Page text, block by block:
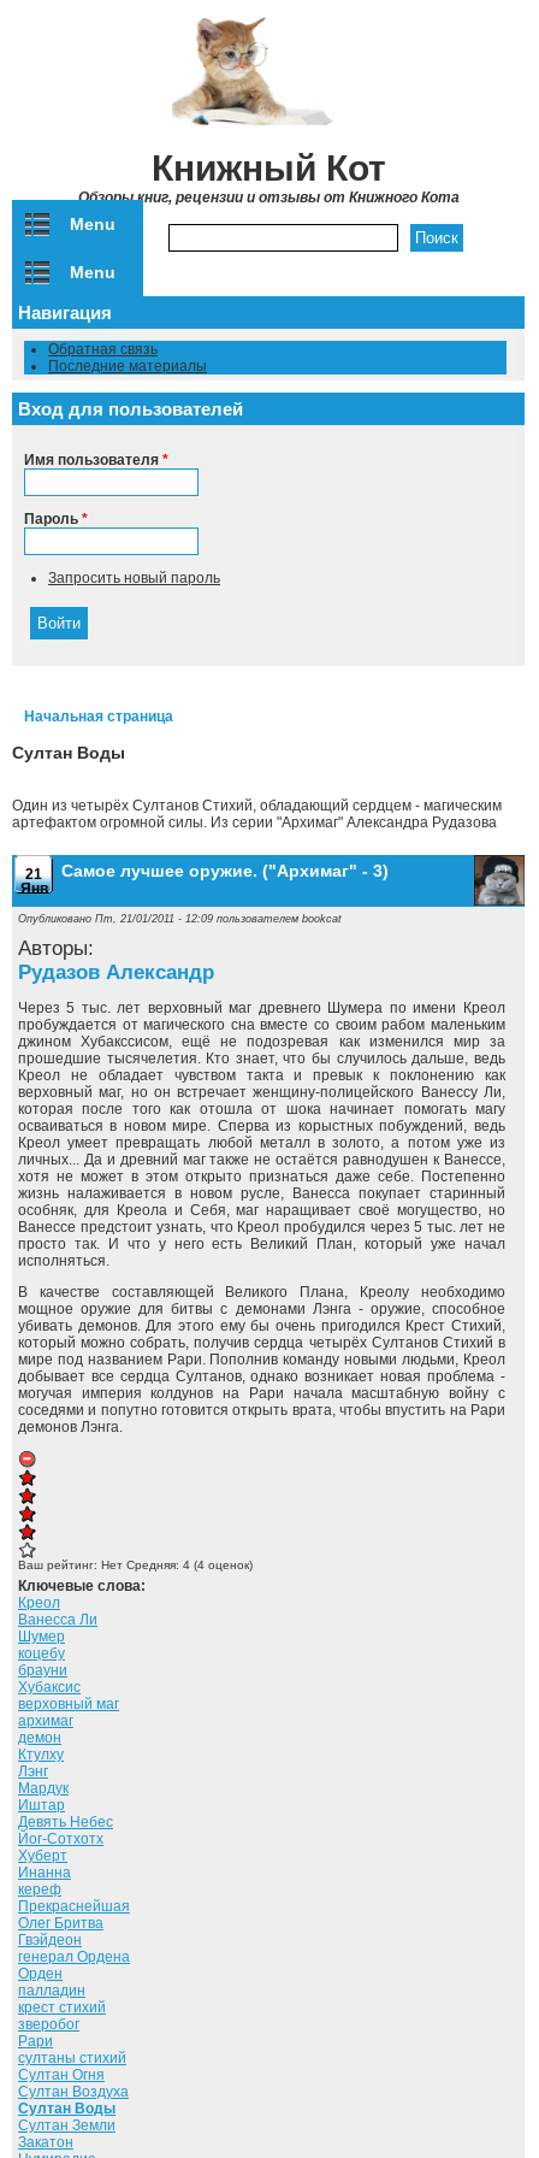
Книжный Кот
Обзоры книг, рецензии и отзывы от Книжного Кота
Menu
Menu
Навигация
Обратная связь
Последние материалы
Вход для пользователей
Имя пользователя *
Пароль *
Запросить новый пароль
Начальная страница
Султан Воды
Один из четырёх Султанов Стихий, обладающий сердцем - магическим
артефактом огромной силы. Из серии "Архимаг" Александра Рудазова
21
Янв
Самое лучшее оружие. ("Архимаг" - 3)
Опубликовано Пт, 21/01/2011 - 12:09 пользователем bookcat
Авторы:
Рудазов Александр
Через 5 тыс. лет верховный маг древнего Шумера по имени Креол
пробуждается от магического сна вместе со своим рабом маленьким
джином Хубакссисом, ещё не подозревая как изменился мир за
прошедшие тысячелетия. Кто знает, что бы случилось дальше, ведь
Креол не обладает чувством такта и превык к поклонению как
верховный маг, но он встречает женщину-полицейского Ванессу Ли,
которая после того как отошла от шока начинает помогать магу
осваиваться в новом мире. Сперва из корыстных побуждений, ведь
Креол умеет превращать любой металл в золото, а потом уже из
личных... Да и древний маг также не остаётся равнодушен к Ванессе,
хотя не может в этом открыто признаться даже себе. Постепенно
жизнь налаживается в новом русле, Ванесса покупает старинный
особняк, для Креола и Себя, маг наращивает своё могущество, но
Ванессе предстоит узнать, что Креол пробудился через 5 тыс. лет не
просто так. И что у него есть Великий План, который уже начал
исполняться.
В качестве составляющей Великого Плана, Креолу необходимо
мощное оружие для битвы с демонами Лэнга - оружие, способное
убивать демонов. Для этого ему бы очень пригодился Крест Стихий,
который можно собрать, получив сердца четырёх Султанов Стихий в
мире под названием Рари. Пополнив команду новыми людьми, Креол
добывает все сердца Султанов, однако возникает новая проблема -
могучая империя колдунов на Рари начала масштабную войну с
соседями и попутно готовится открыть врата, чтобы впустить на Рари
демонов Лэнга.
Ваш рейтинг: Нет Средняя: 4 (4 оценок)
Ключевые слова:
Креол
Ванесса Ли
Шумер
коцебу
брауни
Хубаксис
верховный маг
архимаг
демон
Ктулху
Лэнг
Мардук
Иштар
Девять Небес
Йог-Сотхотх
Хуберт
Инанна
кереф
Прекраснейшая
Олег Бритва
Гвэйдеон
генерал Ордена
Орден
палладин
крест стихий
зверобог
Рари
султаны стихий
Султан Огня
Султан Воздуха
Султан Воды
Султан Земли
Закатон